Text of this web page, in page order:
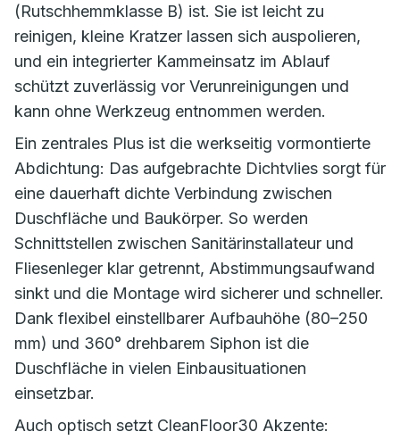
(Rutschhemmklasse B) ist. Sie ist leicht zu
reinigen, kleine Kratzer lassen sich auspolieren,
und ein integrierter Kammeinsatz im Ablauf
schützt zuverlässig vor Verunreinigungen und
kann ohne Werkzeug entnommen werden.
Ein zentrales Plus ist die werkseitig vormontierte
Abdichtung: Das aufgebrachte Dichtvlies sorgt für
eine dauerhaft dichte Verbindung zwischen
Duschfläche und Baukörper. So werden
Schnittstellen zwischen Sanitärinstallateur und
Fliesenleger klar getrennt, Abstimmungsaufwand
sinkt und die Montage wird sicherer und schneller.
Dank flexibel einstellbarer Aufbauhöhe (80–250
mm) und 360° drehbarem Siphon ist die
Duschfläche in vielen Einbausituationen
einsetzbar.
Auch optisch setzt CleanFloor30 Akzente: